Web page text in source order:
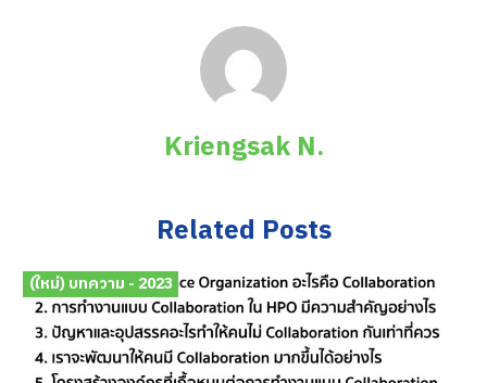
Kriengsak N.
Related Posts
(ใหม่) บทความ - 2023